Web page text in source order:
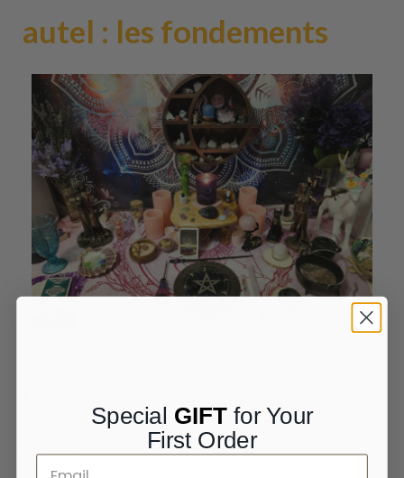
autel : les fondements
vous devez inclure dans votre espace
Special GIFTfor Your
First Order